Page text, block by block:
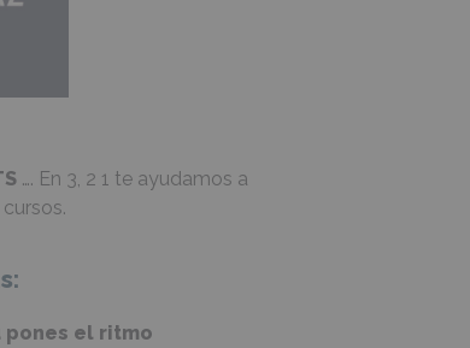
…. En 3, 2 1 te ayudamos a
pones el ritmo